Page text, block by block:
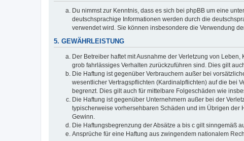
Du nimmst zur Kenntnis, dass es sich bei phpBB um eine unter
deutschsprachige Informationen werden durch die
verwendet wird. Sie können insbesondere die Verwendung
5. GEWÄHRLEISTUNG
Der Betreiber haftet mit Ausnahme der Verletzung von
grob fahrlässiges Verhalten zurückzuführen sind. Dies gilt
Die Haftung ist gegenüber Verbrauchern außer bei
wesentlicher Vertragspflichten (Kardinalpflichten) auf die bei
begrenzt. Dies gilt auch für mittelbare Folgeschäden wie
Die Haftung ist gegenüber Unternehmern außer bei der
typischerweise vorhersehbaren Schäden und im Übrigen
Gewinn.
Die Haftungsbegrenzung der Absätze a bis c gilt sinngemäß
Ansprüche für eine Haftung aus zwingendem nationalem